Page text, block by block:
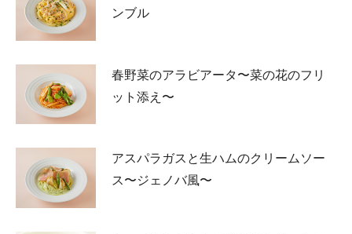
ンブル
春野菜のアラビアータ〜菜の花のフリ
ット添え〜
アスパラガスと生ハムのクリームソー
ス〜ジェノバ風〜